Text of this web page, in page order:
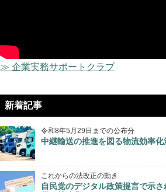
≫ 企業実務サポートクラブ
新着記事
令和8年5月29日までの公布分
中継輸送の推進を図る物流効率化
これからの法改正の動き
自民党のデジタル政策提言で示